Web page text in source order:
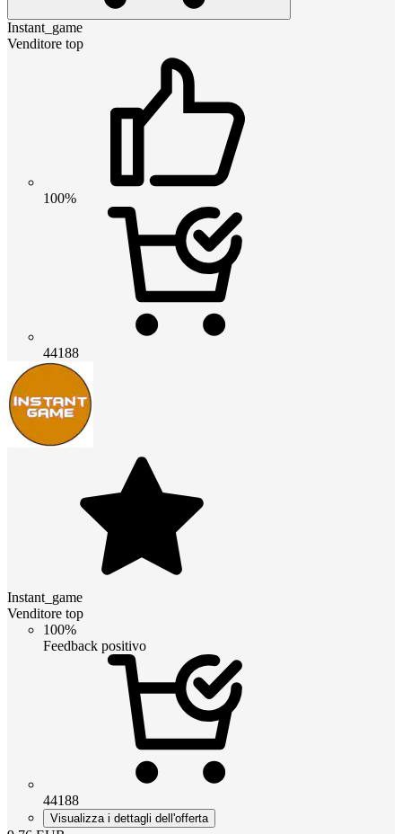
Instant_game
Venditore top
100%
44188
Instant_game
Venditore top
100%
Feedback positivo
44188
Visualizza i dettagli dell'offerta